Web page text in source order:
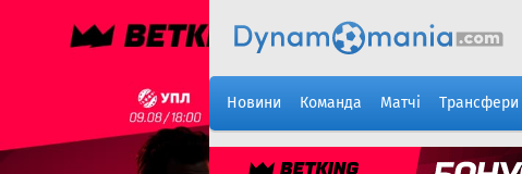
Новини Команда Матчі Трансфери